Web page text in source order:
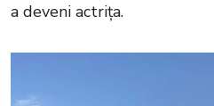
a deveni actrița.